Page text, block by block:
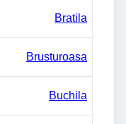
Bratila
Brusturoasa
Buchila